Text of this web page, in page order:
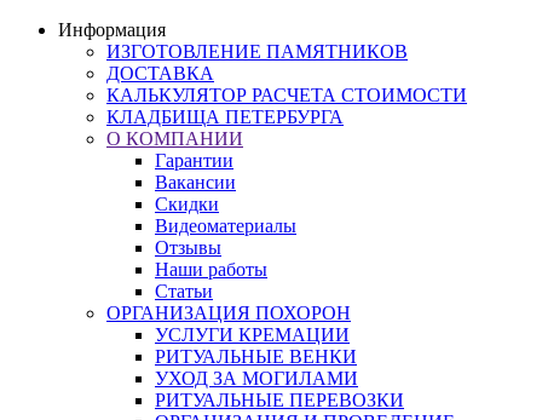
Информация
ИЗГОТОВЛЕНИЕ ПАМЯТНИКОВ
ДОСТАВКА
КАЛЬКУЛЯТОР РАСЧЕТА СТОИМОСТИ
КЛАДБИЩА ПЕТЕРБУРГА
О КОМПАНИИ
Гарантии
Вакансии
Скидки
Видеоматериалы
Отзывы
Наши работы
Статьи
ОРГАНИЗАЦИЯ ПОХОРОН
УСЛУГИ КРЕМАЦИИ
РИТУАЛЬНЫЕ ВЕНКИ
УХОД ЗА МОГИЛАМИ
РИТУАЛЬНЫЕ ПЕРЕВОЗКИ